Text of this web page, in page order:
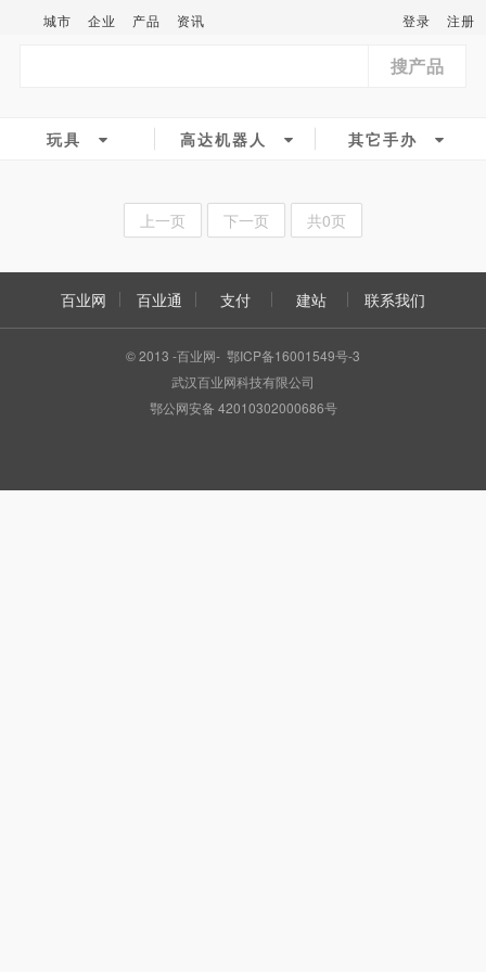
城市 企业 产品 资讯 登录 注册
搜产品
玩具 高达机器人 其它手办
上一页 下一页 共0页
百业网 百业通 支付 建站 联系我们
© 2013 -百业网- 鄂ICP备16001549号-3
武汉百业网科技有限公司
鄂公网安备 42010302000686号